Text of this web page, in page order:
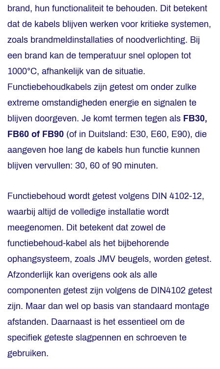
brand, hun functionaliteit te behouden. Dit betekent
dat de kabels blijven werken voor kritieke systemen,
zoals brandmeldinstallaties of noodverlichting. Bij
een brand kan de temperatuur snel oplopen tot
1000°C, afhankelijk van de situatie.
Functiebehoudkabels zijn getest om onder zulke
extreme omstandigheden energie en signalen te
blijven doorgeven. Je komt termen tegen als FB30,
FB60 of FB90 (of in Duitsland: E30, E60, E90), die
aangeven hoe lang de kabels hun functie kunnen
blijven vervullen: 30, 60 of 90 minuten.
Functiebehoud wordt getest volgens DIN 4102-12,
waarbij altijd de volledige installatie wordt
meegenomen. Dit betekent dat zowel de
functiebehoud-kabel als het bijbehorende
ophangsysteem, zoals JMV beugels, worden getest.
Afzonderlijk kan overigens ook als alle
componenten getest zijn volgens de DIN4102 getest
zijn. Maar dan wel op basis van standaard montage
afstanden. Daarnaast is het essentieel om de
specifiek geteste slagpennen en schroeven te
gebruiken.